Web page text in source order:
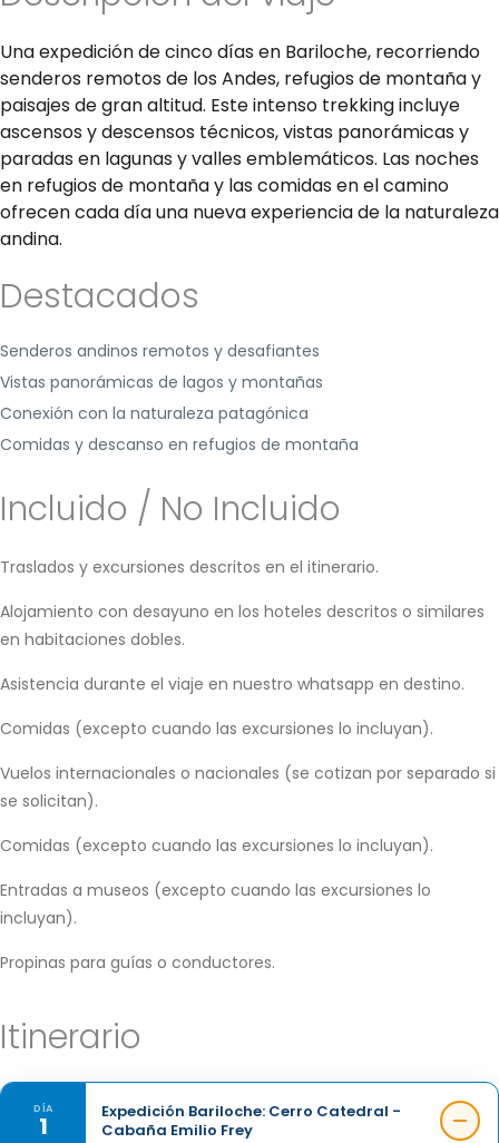
Una expedición de cinco días en Bariloche, recorriendo
senderos remotos de los Andes, refugios de montaña y
paisajes de gran altitud. Este intenso trekking incluye
ascensos y descensos técnicos, vistas panorámicas y
paradas en lagunas y valles emblemáticos. Las noches
en refugios de montaña y las comidas en el camino
ofrecen cada día una nueva experiencia de la naturaleza
andina.
Destacados
Senderos andinos remotos y desafiantes
Vistas panorámicas de lagos y montañas
Conexión con la naturaleza patagónica
Comidas y descanso en refugios de montaña
Incluido / No Incluido
Traslados y excursiones descritos en el itinerario.
Alojamiento con desayuno en los hoteles descritos o similares
en habitaciones dobles.
Asistencia durante el viaje en nuestro whatsapp en destino.
Comidas (excepto cuando las excursiones lo incluyan).
Vuelos internacionales o nacionales (se cotizan por separado si
se solicitan).
Comidas (excepto cuando las excursiones lo incluyan).
Entradas a museos (excepto cuando las excursiones lo
incluyan).
Propinas para guías o conductores.
Itinerario
DÍA
1
Expedición Bariloche: Cerro Catedral -
Cabaña Emilio Frey